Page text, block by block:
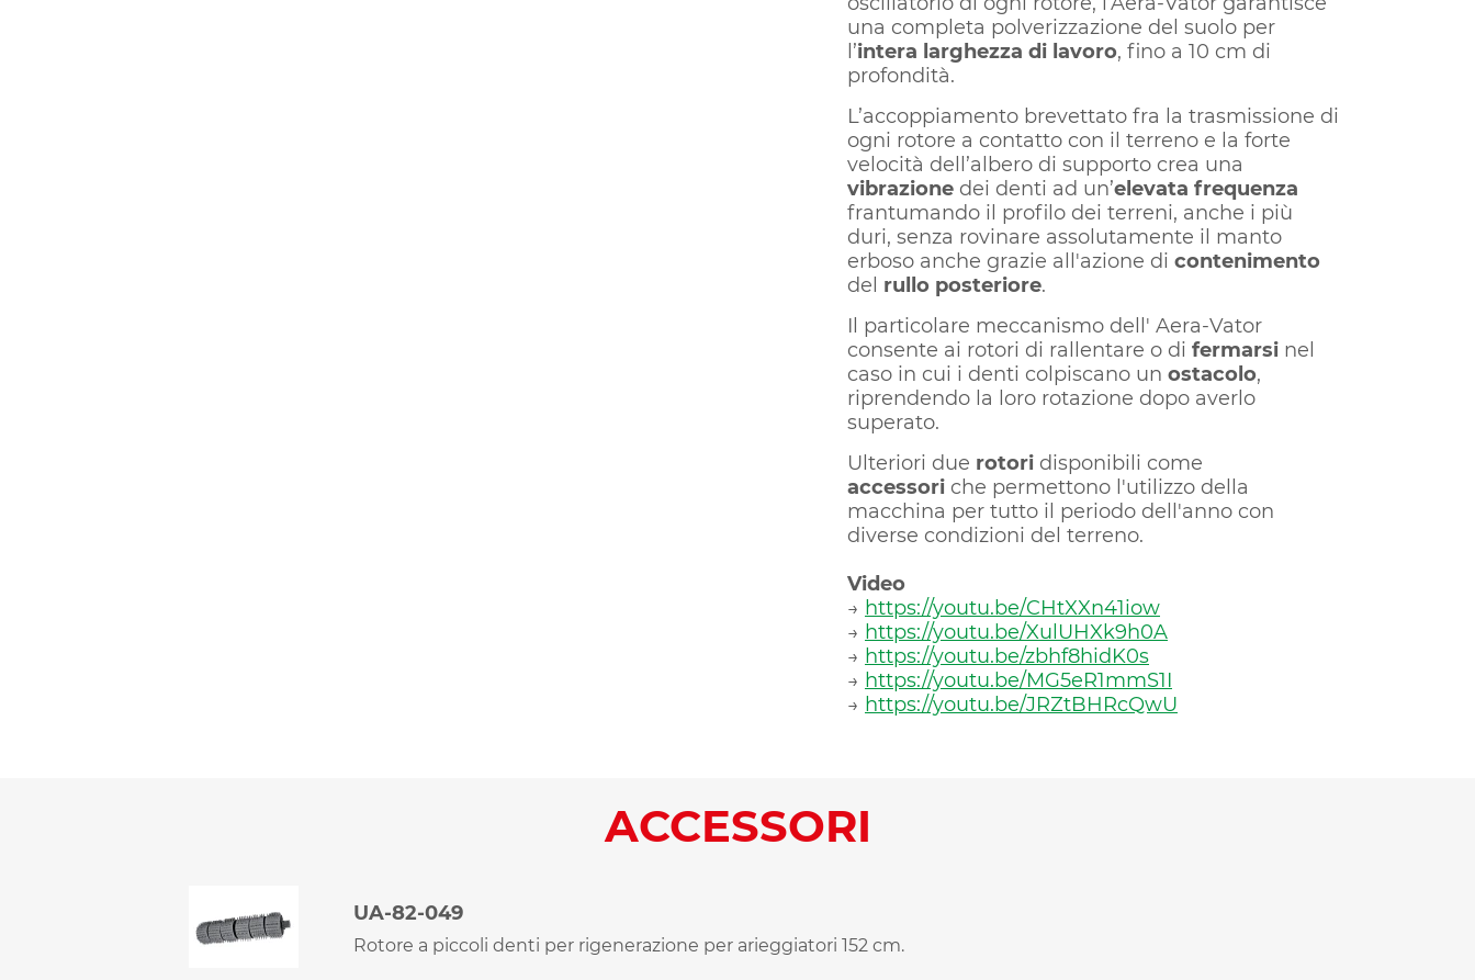
una completa polverizzazione del suolo per
l’intera larghezza di lavoro, fino a 10 cm di
profondità.
L’accoppiamento brevettato fra la trasmissione di
ogni rotore a contatto con il terreno e la forte
velocità dell’albero di supporto crea una
vibrazione dei denti ad un’elevata frequenza
frantumando il profilo dei terreni, anche i più
duri, senza rovinare assolutamente il manto
erboso anche grazie all'azione di contenimento
del rullo posteriore.
Il particolare meccanismo dell' Aera-Vator
consente ai rotori di rallentare o di fermarsi nel
caso in cui i denti colpiscano un ostacolo,
riprendendo la loro rotazione dopo averlo
superato.
Ulteriori due rotori disponibili come
accessori che permettono l'utilizzo della
macchina per tutto il periodo dell'anno con
diverse condizioni del terreno.
Video
→ https://youtu.be/CHtXXn41iow
→ https://youtu.be/XulUHXk9h0A
→ https://youtu.be/zbhf8hidK0s
→ https://youtu.be/MG5eR1mmS1I
→ https://youtu.be/JRZtBHRcQwU
ACCESSORI
UA-82-049
Rotore a piccoli denti per rigenerazione per arieggiatori 152 cm.